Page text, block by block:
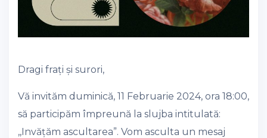
Dragi frați și surori,
Vă invităm duminică, 11 Februarie 2024, ora 18:00,
să participăm împreună la slujba intitulată:
,,Invățăm ascultarea”. Vom asculta un mesaj